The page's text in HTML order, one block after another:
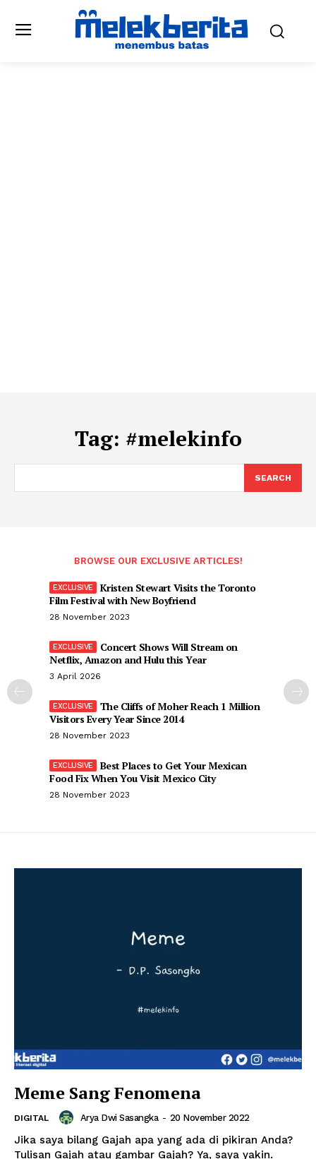
Tag: #melekinfo
SEARCH
BROWSE OUR EXCLUSIVE ARTICLES!
Kristen Stewart Visits the Toronto
Film Festival with New Boyfriend
28 November 2023
Concert Shows Will Stream on
Netflix, Amazon and Hulu this Year
3 April 2026
The Cliffs of Moher Reach 1 Million
Visitors Every Year Since 2014
28 November 2023
Best Places to Get Your Mexican
Food Fix When You Visit Mexico City
28 November 2023
Meme Sang Fenomena
DIGITAL Arya Dwi Sasangka - 20 November 2022
Jika saya bilang Gajah apa yang ada di pikiran Anda?
Tulisan Gajah atau gambar Gajah? Ya, saya yakin.